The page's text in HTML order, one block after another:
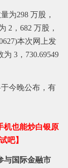
为298 万股，
2，682 万股，
本次网上发
3，730.69549
今晚公布，有
机也能炒白银原
吧】
与国际金融市